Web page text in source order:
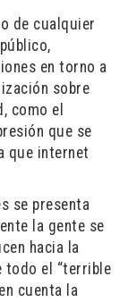
de cualquier
en torno a
sobre
como el
que se
que internet
se presenta
la gente se
hacia la
todo el “terrible
cuenta la